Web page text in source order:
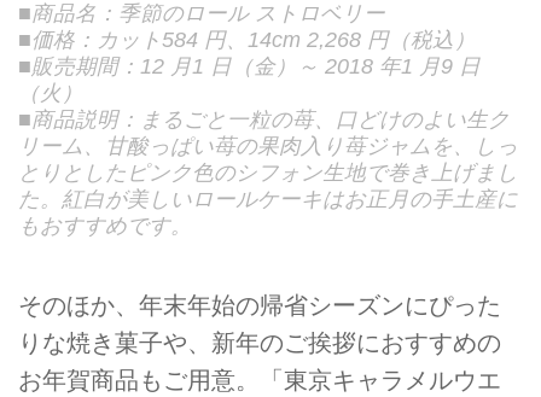
■商品名：季節のロール ストロベリー
■価格：カット584 円、14cm 2,268 円（税込）
■販売期間：12 月1 日（金）～ 2018 年1 月9 日
（火）
■商品説明：まるごと一粒の苺、口どけのよい生ク
リーム、甘酸っぱい苺の果肉入り苺ジャムを、しっ
とりとしたピンク色のシフォン生地で巻き上げまし
た。紅白が美しいロールケーキはお正月の手土産に
もおすすめです。
そのほか、年末年始の帰省シーズンにぴった
りな焼き菓子や、新年のご挨拶におすすめの
お年賀商品もご用意。「東京キャラメルウエ